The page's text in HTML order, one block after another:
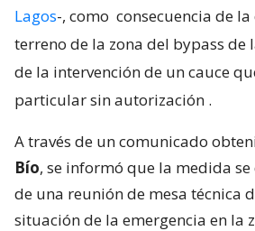
Lagos-, como consecuencia de
terreno de la zona del bypass de
de la intervención de un cauce
particular sin autorización .
A través de un comunicado
Bío, se informó que la medida
de una reunión de mesa técnica
situación de la emergencia en la